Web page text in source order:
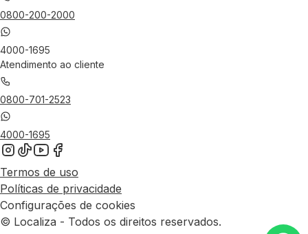
0800-200-2000
4000-1695
Atendimento ao cliente
0800-701-2523
4000-1695
Termos de uso
Políticas de privacidade
Configurações de cookies
© Localiza - Todos os direitos reservados.